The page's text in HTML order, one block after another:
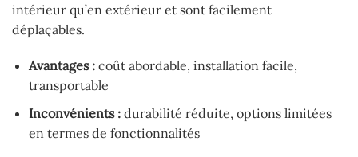
intérieur qu’en extérieur et sont facilement
déplaçables.
Avantages :coût abordable, installation facile,
transportable
Inconvénients :durabilité réduite, options limitées
en termes de fonctionnalités